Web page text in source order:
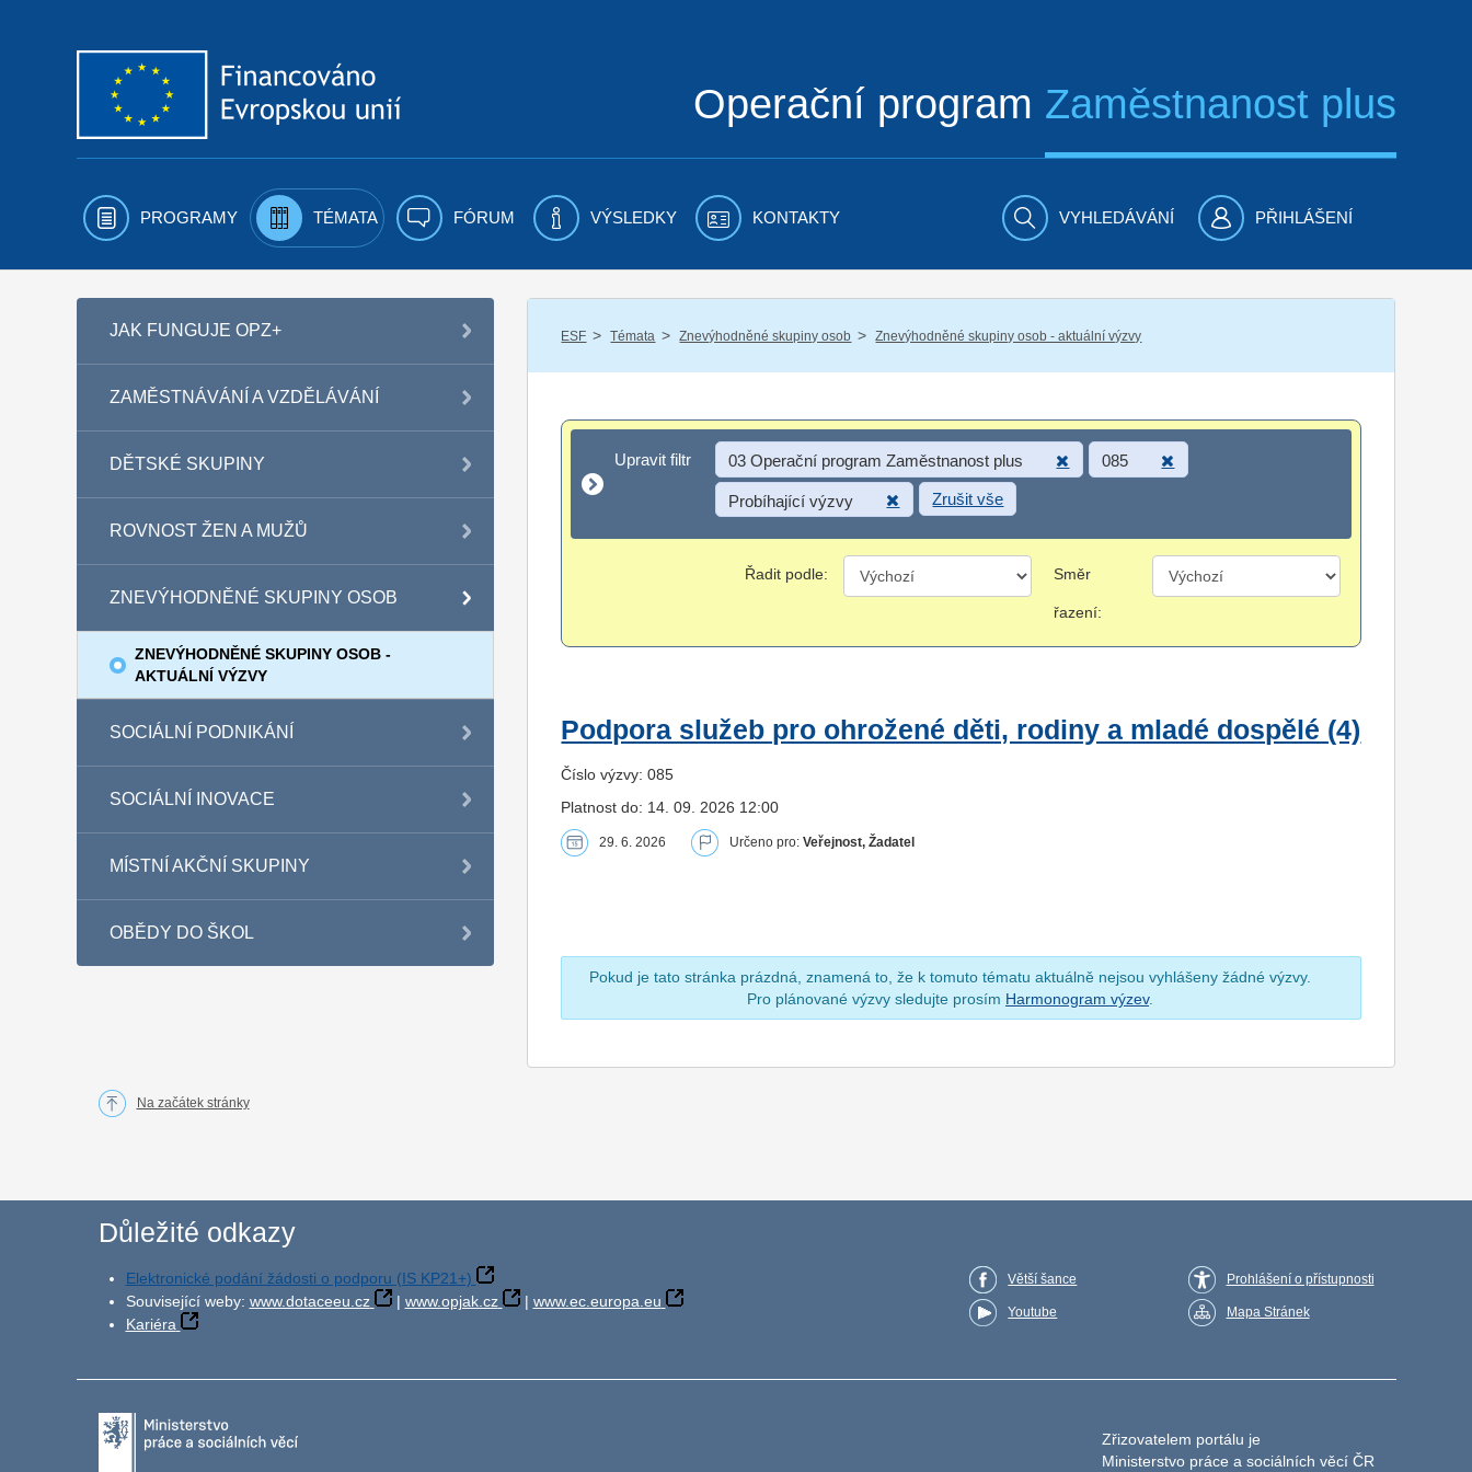
Operační program Zaměstnanost plus
PROGRAMY TÉMATA FÓRUM VÝSLEDKY KONTAKTY VYHLEDÁVÁNÍ PŘIHLÁŠENÍ
JAK FUNGUJE OPZ+
ZAMĚSTNÁVÁNÍ A VZDĚLÁVÁNÍ
DĚTSKÉ SKUPINY
ROVNOST ŽEN A MUŽŮ
ZNEVÝHODNĚNÉ SKUPINY OSOB
ZNEVÝHODNĚNÉ SKUPINY OSOB -
AKTUÁLNÍ VÝZVY
SOCIÁLNÍ PODNIKÁNÍ
SOCIÁLNÍ INOVACE
MÍSTNÍ AKČNÍ SKUPINY
OBĚDY DO ŠKOL
ESF / Témata / Znevýhodněné skupiny osob / Znevýhodněné skupiny osob - aktuální výzvy
Upravit filtr
Upravit filtr 03 Operační program Zaměstnanost plus 085
Probíhající výzvy Zrušit vše
Řadit podle: Směr
řazení:
Podpora služeb pro ohrožené děti, rodiny a mladé dospělé (4)
Číslo výzvy: 085
Platnost do: 14. 09. 2026 12:00
29. 6. 2026 Určeno pro:Veřejnost, Žadatel
Pokud je tato stránka prázdná, znamená to, že k tomuto tématu aktuálně nejsou vyhlášeny žádné výzvy.
Pro plánované výzvy sledujte prosím Harmonogram výzev.
Na začátek stránky
Důležité odkazy
Elektronické podání žádosti o podporu (IS KP21+)
Související weby: www.dotaceeu.cz | www.opjak.cz | www.ec.europa.eu
Kariéra
Větší šance
Youtube
Prohlášení o přístupnosti
Mapa Stránek
Zřizovatelem portálu je
Ministerstvo práce a sociálních věcí ČR